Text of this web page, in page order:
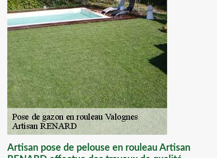
Artisan pose de pelouse en rouleau Artisan